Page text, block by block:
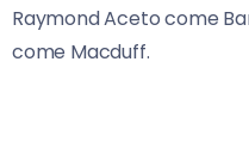
Raymond Aceto come
come Macduff.